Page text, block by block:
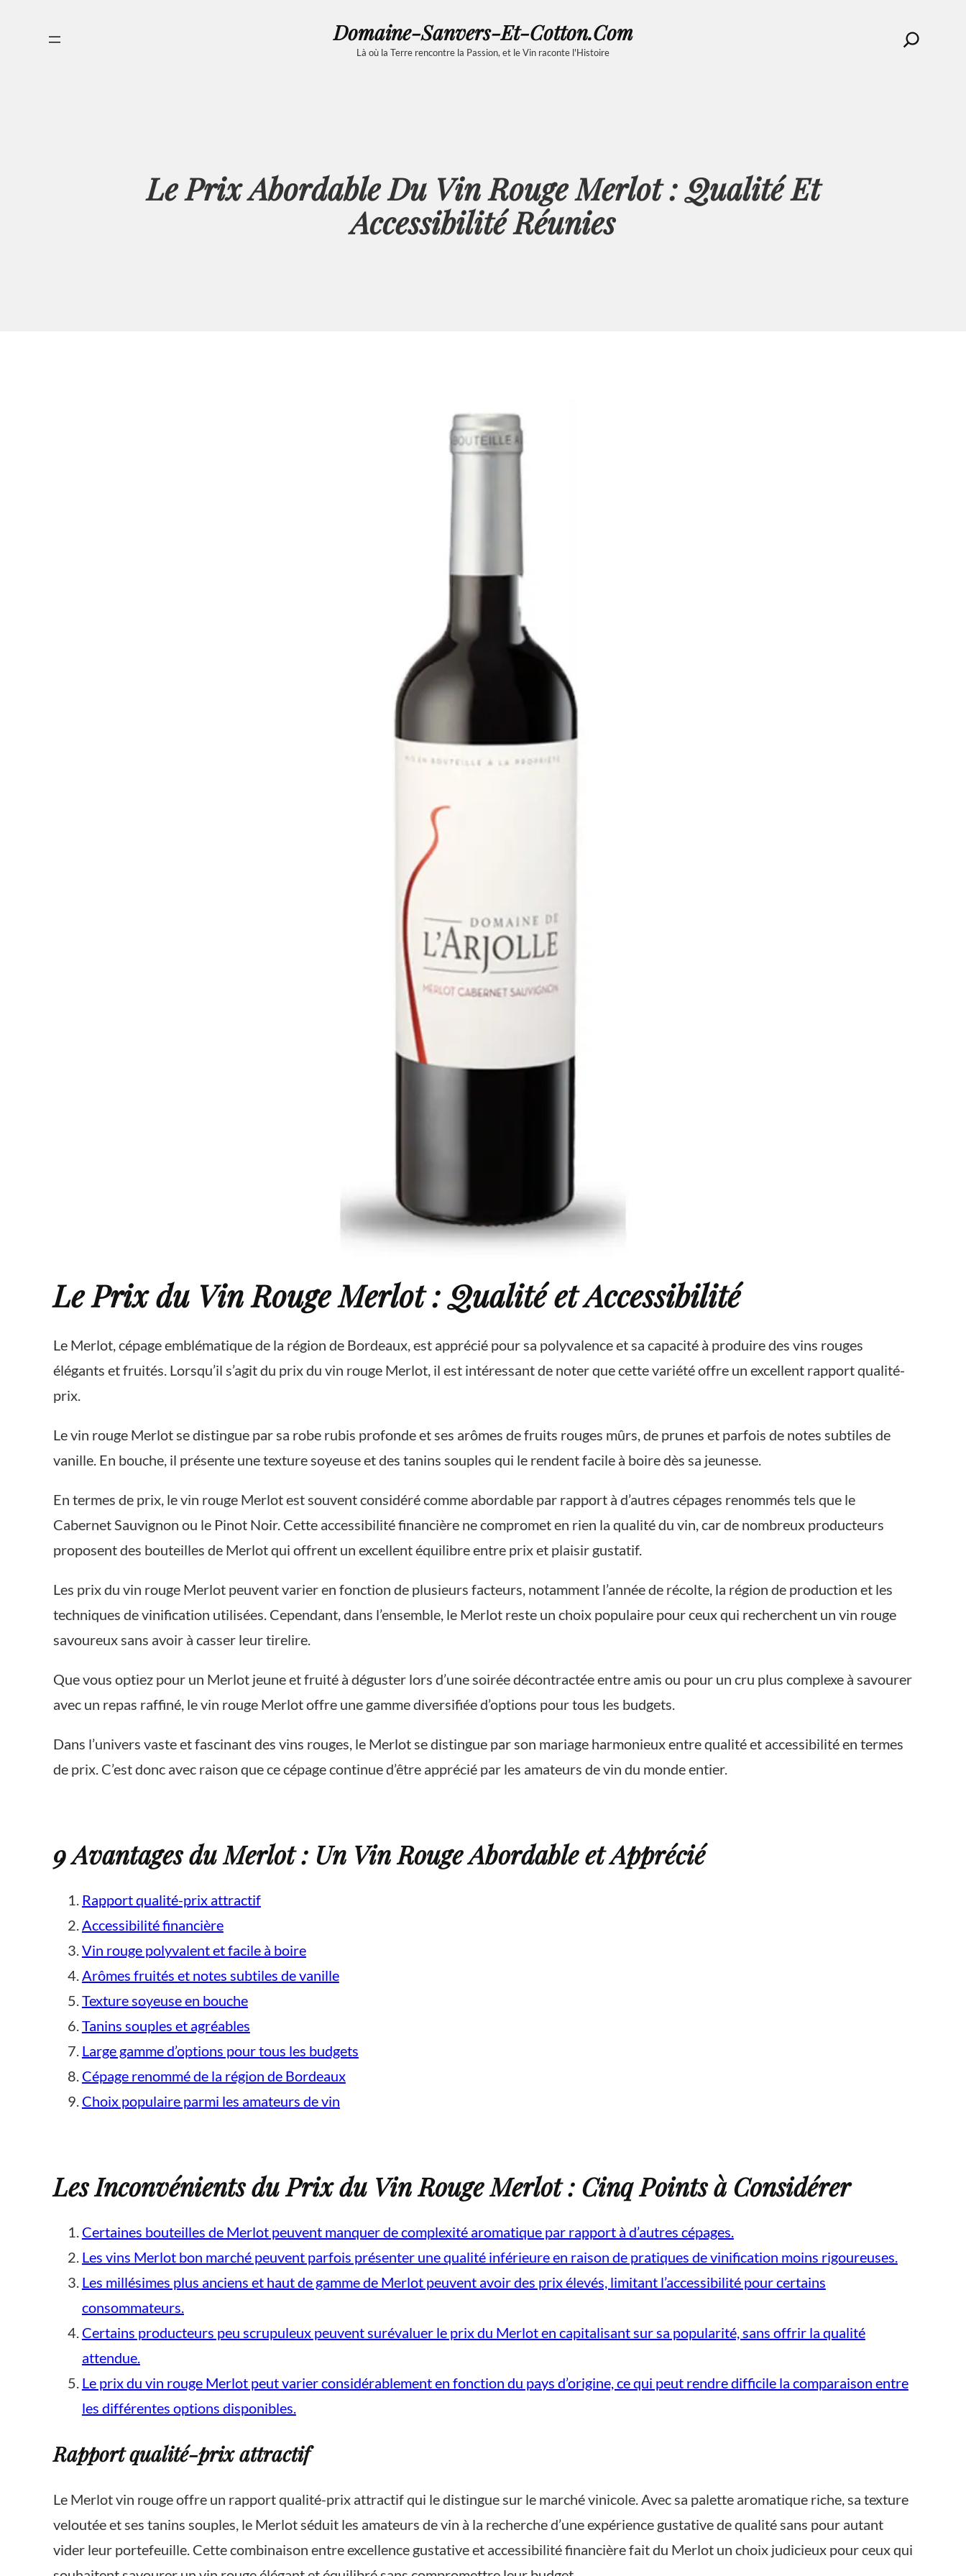
Domaine-Sanvers-Et-Cotton.com
Là où la Terre rencontre la Passion, et le Vin raconte l'Histoire
Search
Le Prix Abordable Du Vin Rouge Merlot : Qualité Et
Accessibilité Réunies
Le Prix du Vin Rouge Merlot : Qualité et Accessibilité
Le Merlot, cépage emblématique de la région de Bordeaux, est apprécié pour sa polyvalence et sa capacité à produire des vins rouges
élégants et fruités. Lorsqu’il s’agit du prix du vin rouge Merlot, il est intéressant de noter que cette variété offre un excellent rapport qualité-
prix.
Le vin rouge Merlot se distingue par sa robe rubis profonde et ses arômes de fruits rouges mûrs, de prunes et parfois de notes subtiles de
vanille. En bouche, il présente une texture soyeuse et des tanins souples qui le rendent facile à boire dès sa jeunesse.
En termes de prix, le vin rouge Merlot est souvent considéré comme abordable par rapport à d’autres cépages renommés tels que le
Cabernet Sauvignon ou le Pinot Noir. Cette accessibilité financière ne compromet en rien la qualité du vin, car de nombreux producteurs
proposent des bouteilles de Merlot qui offrent un excellent équilibre entre prix et plaisir gustatif.
Les prix du vin rouge Merlot peuvent varier en fonction de plusieurs facteurs, notamment l’année de récolte, la région de production et les
techniques de vinification utilisées. Cependant, dans l’ensemble, le Merlot reste un choix populaire pour ceux qui recherchent un vin rouge
savoureux sans avoir à casser leur tirelire.
Que vous optiez pour un Merlot jeune et fruité à déguster lors d’une soirée décontractée entre amis ou pour un cru plus complexe à savourer
avec un repas raffiné, le vin rouge Merlot offre une gamme diversifiée d’options pour tous les budgets.
Dans l’univers vaste et fascinant des vins rouges, le Merlot se distingue par son mariage harmonieux entre qualité et accessibilité en termes
de prix. C’est donc avec raison que ce cépage continue d’être apprécié par les amateurs de vin du monde entier.
9 Avantages du Merlot : Un Vin Rouge Abordable et Apprécié
Rapport qualité-prix attractif
Accessibilité financière
Vin rouge polyvalent et facile à boire
Arômes fruités et notes subtiles de vanille
Texture soyeuse en bouche
Tanins souples et agréables
Large gamme d’options pour tous les budgets
Cépage renommé de la région de Bordeaux
Choix populaire parmi les amateurs de vin
Les Inconvénients du Prix du Vin Rouge Merlot : Cinq Points à Considérer
Certaines bouteilles de Merlot peuvent manquer de complexité aromatique par rapport à d’autres cépages.
Les vins Merlot bon marché peuvent parfois présenter une qualité inférieure en raison de pratiques de vinification moins rigoureuses.
Les millésimes plus anciens et haut de gamme de Merlot peuvent avoir des prix élevés, limitant l’accessibilité pour certains
consommateurs.
Certains producteurs peu scrupuleux peuvent surévaluer le prix du Merlot en capitalisant sur sa popularité, sans offrir la qualité
attendue.
Le prix du vin rouge Merlot peut varier considérablement en fonction du pays d’origine, ce qui peut rendre difficile la comparaison entre
les différentes options disponibles.
Rapport qualité-prix attractif
Le Merlot vin rouge offre un rapport qualité-prix attractif qui le distingue sur le marché vinicole. Avec sa palette aromatique riche, sa texture
veloutée et ses tanins souples, le Merlot séduit les amateurs de vin à la recherche d’une expérience gustative de qualité sans pour autant
vider leur portefeuille. Cette combinaison entre excellence gustative et accessibilité financière fait du Merlot un choix judicieux pour ceux qui